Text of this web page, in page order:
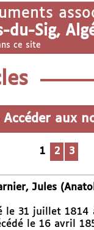
du-Sig,
ce site
Accéder aux
1 2 3
Jules
le 31 juillet 1814
le 16 avril